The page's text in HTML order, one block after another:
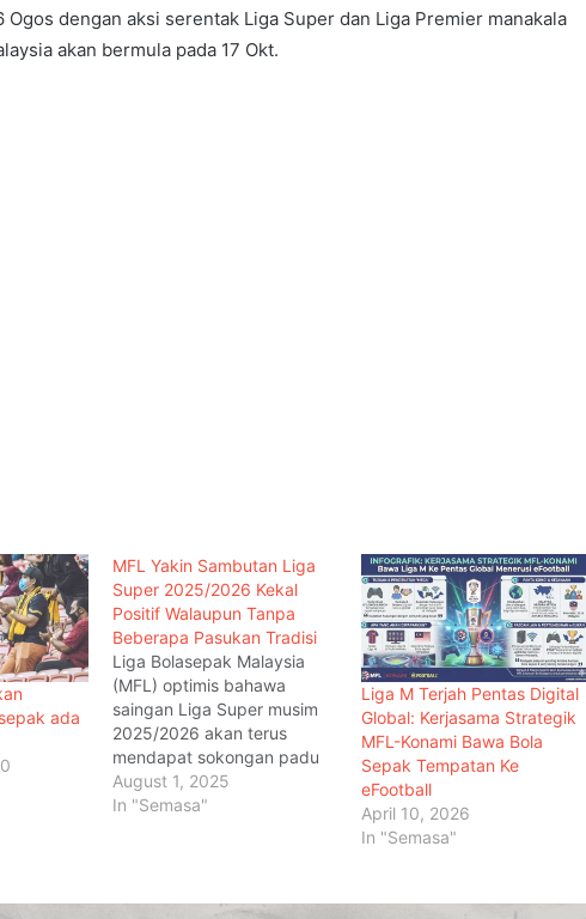
Ogos dengan aksi serentak Liga Super dan Liga Premier manakala
akan bermula pada 17 Okt.
ada
MFL Yakin Sambutan Liga
Super 2025/2026 Kekal
Positif Walaupun Tanpa
Beberapa Pasukan Tradisi
Liga Bolasepak Malaysia
(MFL) optimis bahawa
saingan Liga Super musim
2025/2026 akan terus
mendapat sokongan padu
daripada peminat bola
sepak tanah air meskipun
tumpuan utama liga.
August 1, 2025
In "Semasa"
Liga M Terjah Pentas Digital
Global: Kerjasama Strategik
MFL-Konami Bawa Bola
Sepak Tempatan Ke
eFootball
April 10, 2026
In "Semasa"
Sukan Komanwel Glasgow 2026: